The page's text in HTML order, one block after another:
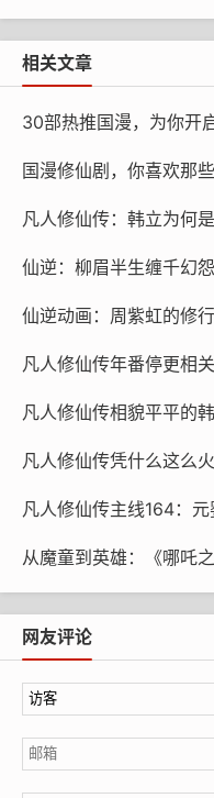
一场视觉盛宴；你能感
大力量。
至于《凡人修仙传
个微不足道的人，却因
险时，他可以变得十分
仙的巅峰。这部动漫不
我们看到了一位普通人
而《仙逆》中麻子
正诠释了何为坚定守护
集都充满最真挚的情绪
下，却因为一桩偶然的
难，到意外获得机缘，
程充满毅力与令人叹息
感到深深敬佩，甚至一
而少年罗征的故事
遍。《百练成神》用它
斗与成长的观众。从家
相关文章
30部热推国漫，为你开
国漫修仙剧，你喜欢那些
凡人修仙传年番停更相
网友评论